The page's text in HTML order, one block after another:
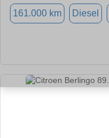
161.000 km Diesel